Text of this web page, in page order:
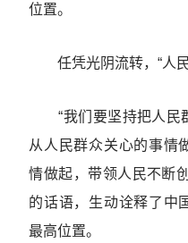
位置。
任凭光阴流转，“人民
“我们要坚持把人民群
从人民群众关心的事情
情做起，带领人民不断
的话语，生动诠释了中
最高位置。